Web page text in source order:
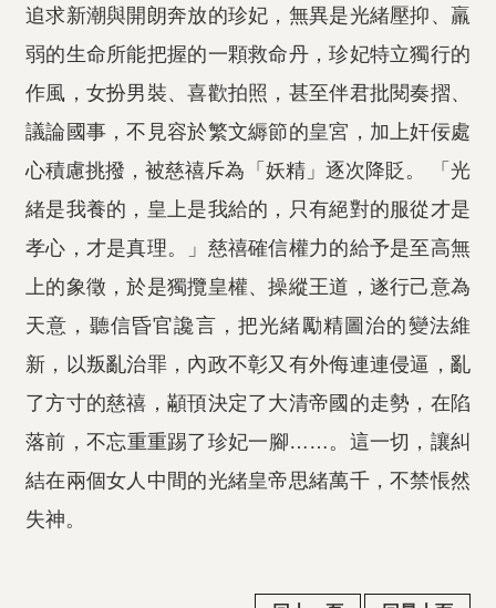
追求新潮與開朗奔放的珍妃，無異是光緒壓抑、羸
弱的生命所能把握的一顆救命丹，珍妃特立獨行的
作風，女扮男裝、喜歡拍照，甚至伴君批閱奏摺、
議論國事，不見容於繁文縟節的皇宮，加上奸佞處
心積慮挑撥，被慈禧斥為「妖精」逐次降貶。 「光
緒是我養的，皇上是我給的，只有絕對的服從才是
孝心，才是真理。」慈禧確信權力的給予是至高無
上的象徵，於是獨攬皇權、操縱王道，遂行己意為
天意，聽信昏官讒言，把光緒勵精圖治的變法維
新，以叛亂治罪，內政不彰又有外侮連連侵逼，亂
了方寸的慈禧，顢頇決定了大清帝國的走勢，在陷
落前，不忘重重踢了珍妃一腳……。這一切，讓糾
結在兩個女人中間的光緒皇帝思緒萬千，不禁悵然
失神。